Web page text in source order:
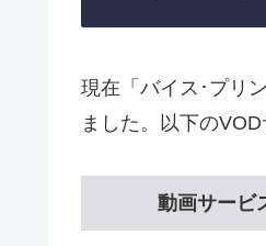
現在「バイス･プリ
ました。以下の
動画サービ